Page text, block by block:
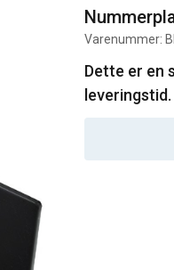
Varenummer:
Dette er en
leveringstid.